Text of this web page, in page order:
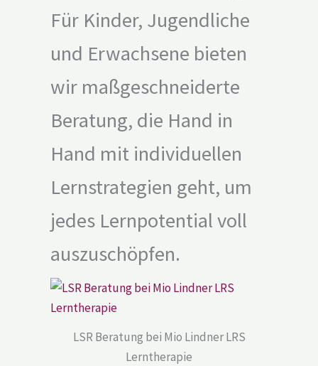
Für Kinder, Jugendliche
und Erwachsene bieten
wir maßgeschneiderte
Beratung, die Hand in
Hand mit individuellen
Lernstrategien geht, um
jedes Lernpotential voll
auszuschöpfen.
LSR Beratung bei Mio Lindner LRS
Lerntherapie